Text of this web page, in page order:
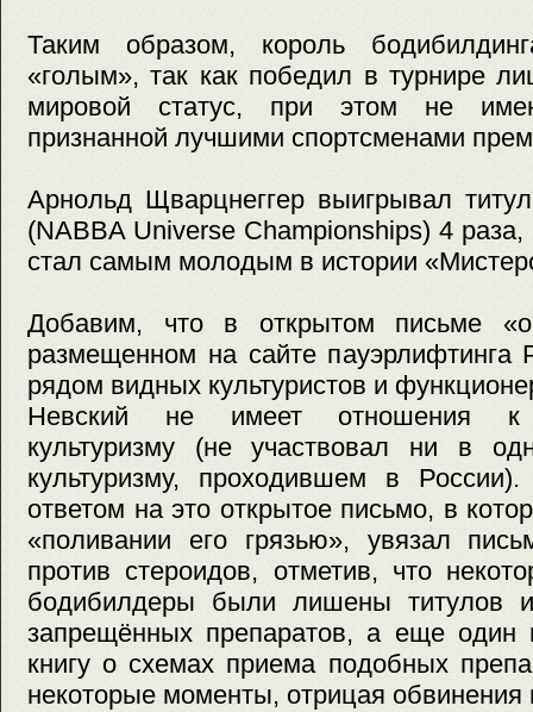
Таким образом, король
«голым», так как победил в турнире
мировой статус, при этом не
признанной лучшими спортсменами
Арнольд Щварцнеггер выигрывал
(NABBA Universe Championships) 4
стал самым молодым в истории
Добавим, что в открытом письме «о
размещенном на сайте пауэрлифтинга
рядом видных культуристов и
Невский не имеет отношения к
культуризму (не участвовал ни в
культуризму, проходившем в
ответом на это открытое письмо, в
«поливании его грязью», увязал
против стероидов, отметив, что
бодибилдеры были лишены титулов
запрещённых препаратов, а еще один
книгу о схемах приема подобных
некоторые моменты, отрицая обвинения